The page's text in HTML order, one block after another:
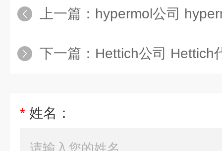
上一篇： hypermol公司
下一篇： Hettich公司 Hettich
* 姓名：